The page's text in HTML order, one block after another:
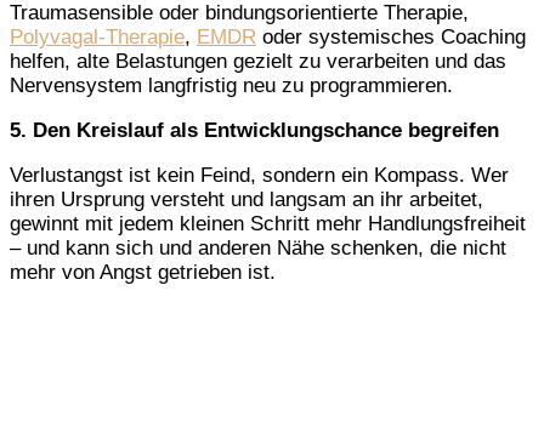
Traumasensible oder bindungsorientierte Therapie,
Polyvagal-Therapie, EMDR oder systemisches Coaching
helfen, alte Belastungen gezielt zu verarbeiten und das
Nervensystem langfristig neu zu programmieren.
5. Den Kreislauf als Entwicklungschance begreifen
Verlustangst ist kein Feind, sondern ein Kompass. Wer
ihren Ursprung versteht und langsam an ihr arbeitet,
gewinnt mit jedem kleinen Schritt mehr Handlungsfreiheit
– und kann sich und anderen Nähe schenken, die nicht
mehr von Angst getrieben ist.